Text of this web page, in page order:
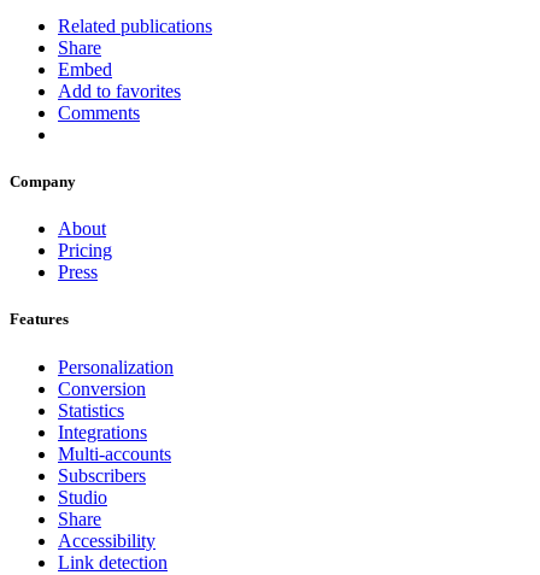
Related publications
Share
Embed
Add to favorites
Comments
Company
About
Pricing
Press
Features
Personalization
Conversion
Statistics
Integrations
Multi-accounts
Subscribers
Studio
Share
Accessibility
Link detection